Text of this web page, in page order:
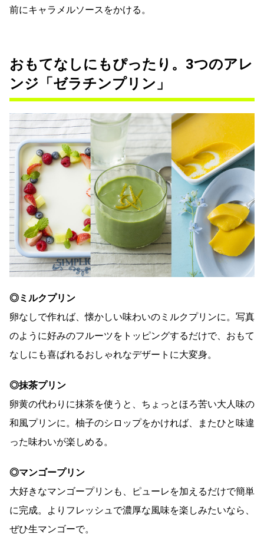
前にキャラメルソースをかける。
おもてなしにもぴったり。3つのアレ
ンジ「ゼラチンプリン」
◎ミルクプリン
卵なしで作れば、懐かしい味わいのミルクプリンに。写真
のように好みのフルーツをトッピングするだけで、おもて
なしにも喜ばれるおしゃれなデザートに大変身。
◎抹茶プリン
卵黄の代わりに抹茶を使うと、ちょっとほろ苦い大人味の
和風プリンに。柚子のシロップをかければ、またひと味違
った味わいが楽しめる。
◎マンゴープリン
大好きなマンゴープリンも、ピューレを加えるだけで簡単
に完成。よりフレッシュで濃厚な風味を楽しみたいなら、
ぜひ生マンゴーで。